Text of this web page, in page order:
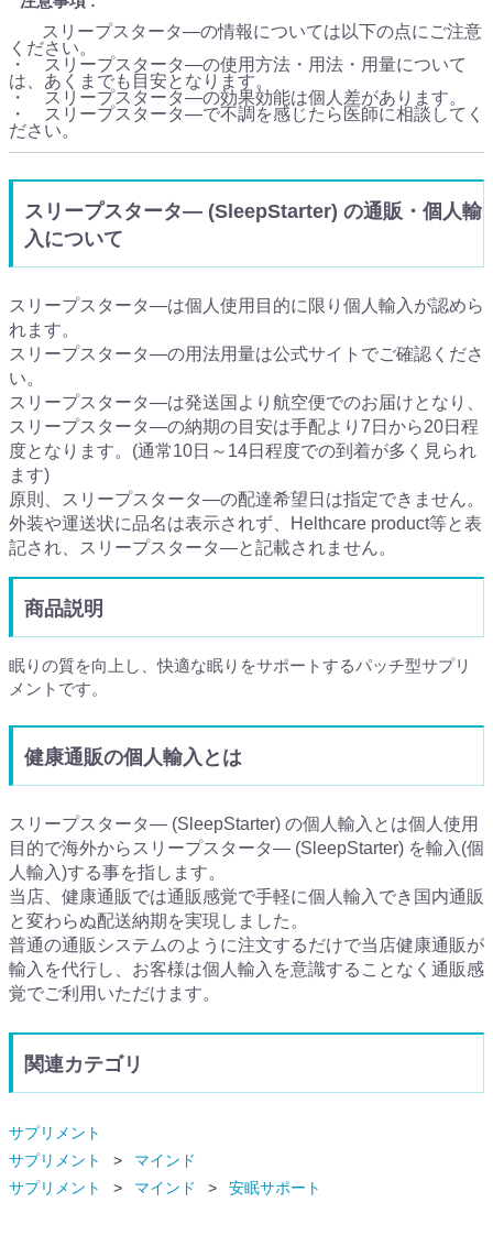
スリープスタータ―の情報については以下の点にご注意
ください。
・ スリープスタータ―の使用方法・用法・用量について
は、あくまでも目安となります。
・ スリープスタータ―の効果効能は個人差があります。
・ スリープスタータ―で不調を感じたら医師に相談してく
ださい。
スリープスタータ― (SleepStarter) の通販・個人輸
入について
スリープスタータ―は個人使用目的に限り個人輸入が認めら
れます。
スリープスタータ―の用法用量は公式サイトでご確認くださ
い。
スリープスタータ―は発送国より航空便でのお届けとなり、
スリープスタータ―の納期の目安は手配より7日から20日程
度となります。(通常10日～14日程度での到着が多く見られ
ます)
原則、スリープスタータ―の配達希望日は指定できません。
外装や運送状に品名は表示されず、Helthcare product等と表
記され、スリープスタータ―と記載されません。
商品説明
眠りの質を向上し、快適な眠りをサポートするパッチ型サプリ
メントです。
健康通販の個人輸入とは
スリープスタータ― (SleepStarter) の個人輸入とは個人使用
目的で海外からスリープスタータ― (SleepStarter) を輸入(個
人輸入)する事を指します。
当店、健康通販では通販感覚で手軽に個人輸入でき国内通販
と変わらぬ配送納期を実現しました。
普通の通販システムのように注文するだけで当店健康通販が
輸入を代行し、お客様は個人輸入を意識することなく通販感
覚でご利用いただけます。
関連カテゴリ
サプリメント
サプリメント
マインド
サプリメント
マインド 安眠サポート